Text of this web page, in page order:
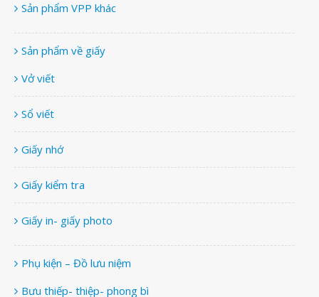
Sản phẩm VPP khác
Sản phẩm về giấy
Vở viết
Sổ viết
Giấy nhớ
Giấy kiểm tra
Giấy in- giấy photo
Phụ kiện – Đồ lưu niệm
Bưu thiếp- thiệp- phong bì